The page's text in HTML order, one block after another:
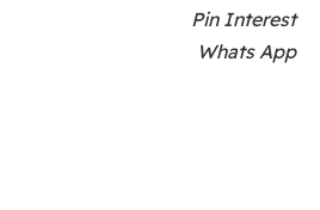
Pin Interest
Whats App